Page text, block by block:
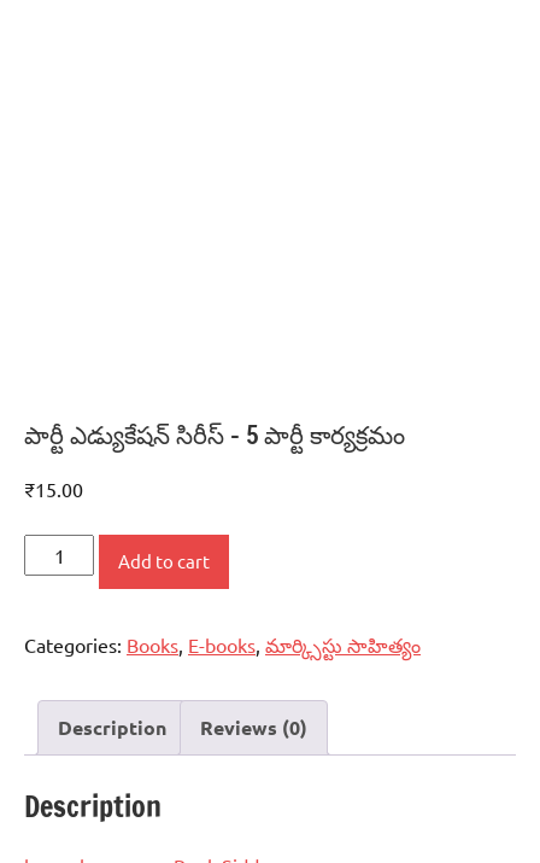
పార్టీ ఎడ్యుకేషన్‌ సిరీస్‌ – 5 పార్టీ కార్యక్రమం
₹15.00
ఎడ్యుకేషన్‌
-
కార్యక్రమం
quantity
Add to cart
Categories: Books E-books మార్క్సిస్టు సాహిత్యం
Description Reviews (0)
Description